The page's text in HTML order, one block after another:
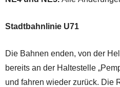
Stadtbahnlinie U71
Die Bahnen enden, von der
bereits an der Haltestelle
und fahren wieder zurück. Die